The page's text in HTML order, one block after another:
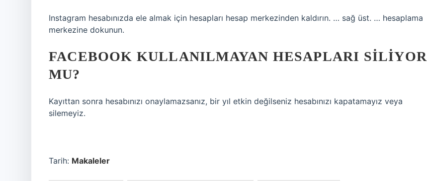
Instagram hesabınızda ele almak için hesapları hesap merkezinden kaldırın. … sağ üst. … hesaplama
merkezine dokunun.
FACEBOOK KULLANILMAYAN HESAPLARI SILIYOR
MU?
Kayıttan sonra hesabınızı onaylamazsanız, bir yıl etkin değilseniz hesabınızı kapatamayız veya
silemeyiz.
Tarih: Makaleler